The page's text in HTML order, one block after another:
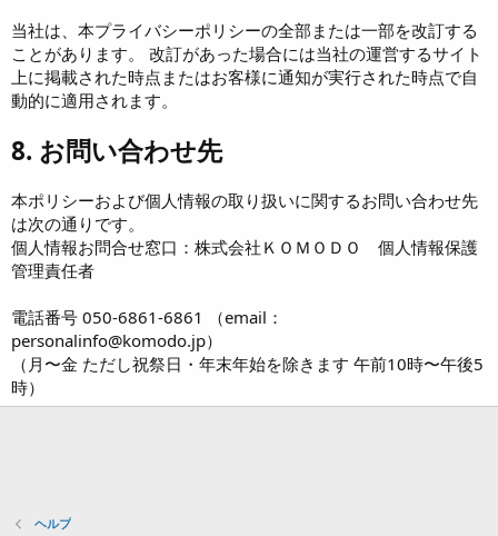
当社は、本プライバシーポリシーの全部または一部を改訂する
ことがあります。 改訂があった場合には当社の運営するサイト
上に掲載された時点またはお客様に通知が実行された時点で自
動的に適用されます。
8. お問い合わせ先
本ポリシーおよび個人情報の取り扱いに関するお問い合わせ先
は次の通りです。
個人情報お問合せ窓口：株式会社ＫＯＭＯＤＯ 個人情報保護
管理責任者
電話番号 050-6861-6861 （email：
personalinfo@komodo.jp）
（月〜金 ただし祝祭日・年末年始を除きます 午前10時〜午後5
時）
ヘルプ